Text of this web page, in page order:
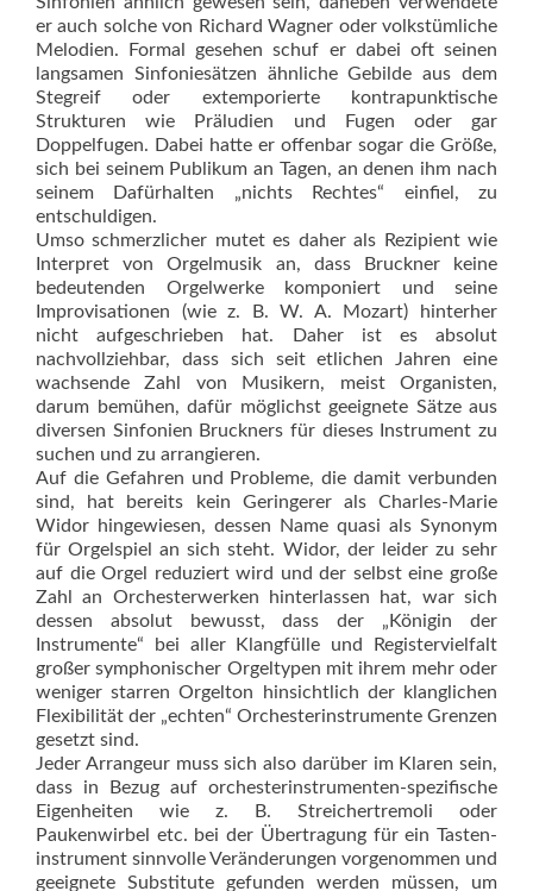
er auch solche von Richard Wagner oder volkstümliche
Melodien. Formal gesehen schuf er dabei oft seinen
langsamen Sinfoniesätzen ähnliche Gebilde aus dem
Stegreif oder extemporierte kontrapunktische
Strukturen wie Präludien und Fugen oder gar
Doppelfugen. Dabei hatte er offenbar sogar die Größe,
sich bei seinem Publikum an Tagen, an denen ihm nach
seinem Dafürhalten „nichts Rechtes“ einfiel, zu
entschuldigen.
Umso schmerzlicher mutet es daher als Rezipient wie
Interpret von Orgelmusik an, dass Bruckner keine
bedeutenden Orgelwerke komponiert und seine
Improvisationen (wie z. B. W. A. Mozart) hinterher
nicht aufgeschrieben hat. Daher ist es absolut
nachvollziehbar, dass sich seit etlichen Jahren eine
wachsende Zahl von Musikern, meist Organis­ten,
darum bemühen, dafür möglichst geeignete Sätze aus
diversen Sinfonien Bruckners für dieses Instrument zu
suchen und zu arrangieren.
Auf die Gefahren und Probleme, die damit verbunden
sind, hat bereits kein Geringerer als Charles-Marie
Widor hingewiesen, dessen Name quasi als Synonym
für Orgelspiel an sich steht. Widor, der leider zu sehr
auf die Orgel reduziert wird und der selbst eine große
Zahl an Orchesterwerken hinterlassen hat, war sich
dessen absolut bewusst, dass der „Königin der
Instrumente“ bei aller Klangfülle und Registervielfalt
großer symphonischer Orgeltypen mit ihrem mehr oder
weniger starren Orgelton hinsichtlich der klanglichen
Flexibi­lität der „echten“ Orchesterinstrumente Grenzen
gesetzt sind.
Jeder Arrangeur muss sich also darüber im Klaren sein,
dass in Bezug auf orchesterinstrumenten-spezifische
Eigenheiten wie z. B. Streichertremoli oder
Paukenwirbel etc. bei der Übertragung für ein Tas­ten­
instrument sinnvolle Veränderungen vorgenommen und
geeignete Substitute gefunden werden müssen, um